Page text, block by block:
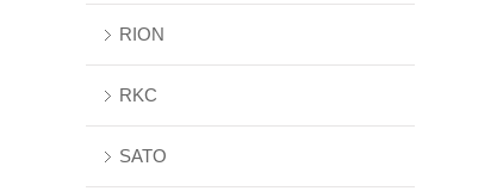
RION
RKC
SATO